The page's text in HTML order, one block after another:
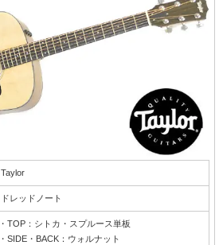
Taylor
ドレッドノート
・TOP：シトカ・スプルース単板
・SIDE・BACK：ウォルナット